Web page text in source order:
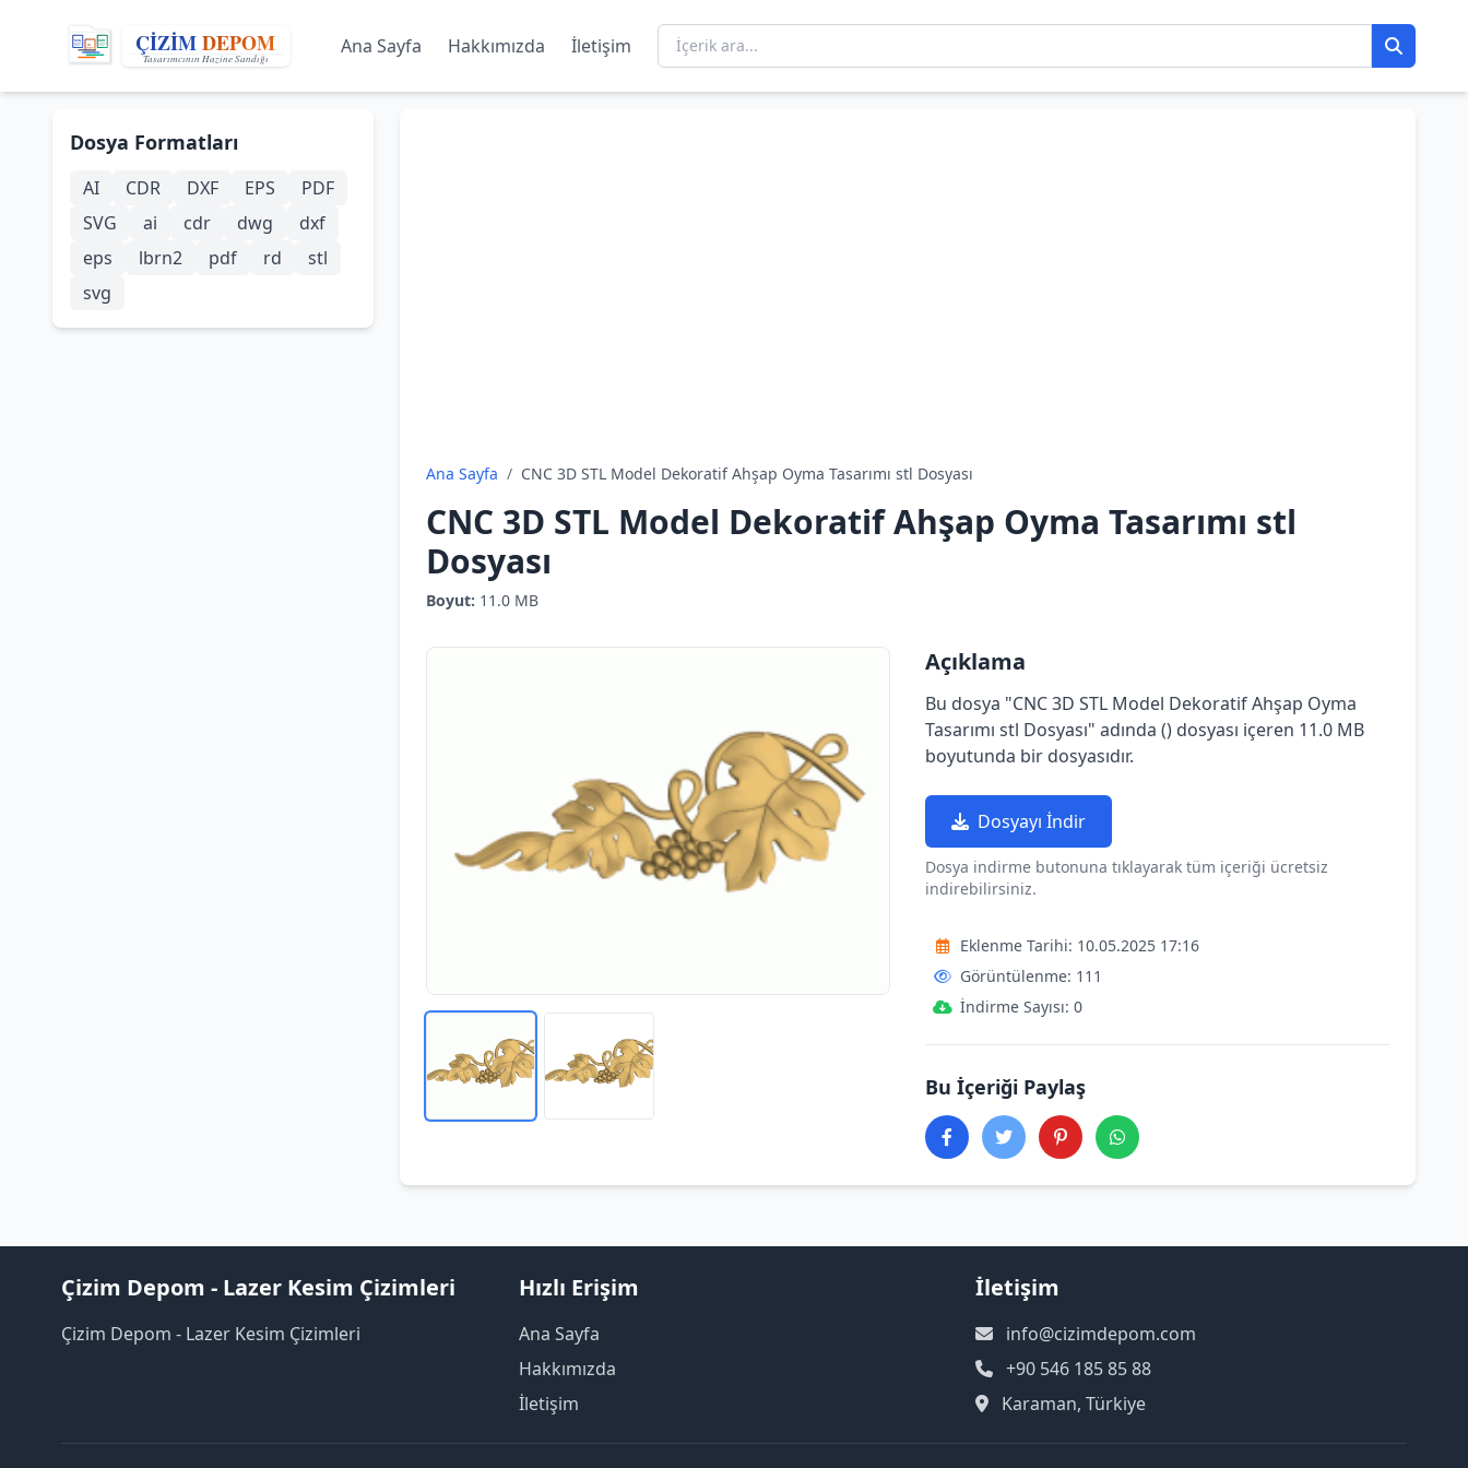
Ana Sayfa Hakkımızda İletişim
Dosya Formatları
AI CDR DXF EPS
PDF
SVG
ai cdr dwg
dxf
eps
lbrn2 pdf rd
stl
svg
Ana Sayfa / CNC 3D STL Model Dekoratif Ahşap Oyma Tasarımı stl Dosyası
CNC 3D STL Model Dekoratif Ahşap Oyma Tasarımı stl
Dosyası
Boyut: 11.0 MB
Açıklama
Bu dosya "CNC 3D STL Model Dekoratif Ahşap Oyma
Tasarımı stl Dosyası" adında () dosyası içeren 11.0 MB
boyutunda bir dosyasıdır.
Dosyayı İndir
Dosya indirme butonuna tıklayarak tüm içeriği ücretsiz
indirebilirsiniz.
Eklenme Tarihi: 10.05.2025 17:16
Görüntülenme: 111
İndirme Sayısı: 0
Bu İçeriği Paylaş
Çizim Depom - Lazer Kesim Çizimleri
Çizim Depom - Lazer Kesim Çizimleri
Hızlı Erişim
Ana Sayfa
Hakkımızda
İletişim
İletişim
info@cizimdepom.com
+90 546 185 85 88
Karaman, Türkiye